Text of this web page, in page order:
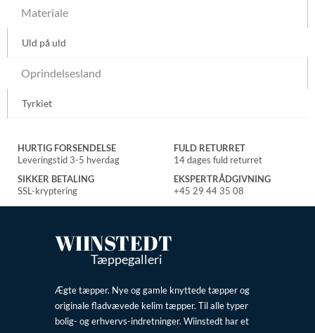
Materiale
Uld på uld
Oprindelsesland
Tyrkiet
HURTIG FORSENDELSE
Leveringstid 3-5 hverdag
FULD RETURRET
14 dages fuld returret
SIKKER BETALING
SSL-kryptering
EKSPERTRÅDGIVNING
+45 29 44 35 08
WIINSTEDT
Tæppegalleri
Ægte tæpper. Nye og gamle knyttede tæpper og
originale fladvævede kelim tæpper. Til alle typer
bolig- og erhvervs-indretninger. Wiinstedt har et